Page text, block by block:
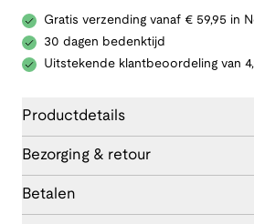
Gratis verzending vanaf € 59,95 in
30 dagen bedenktijd
Uitstekende klantbeoordeling van
Productdetails
Bezorging & retour
Betalen